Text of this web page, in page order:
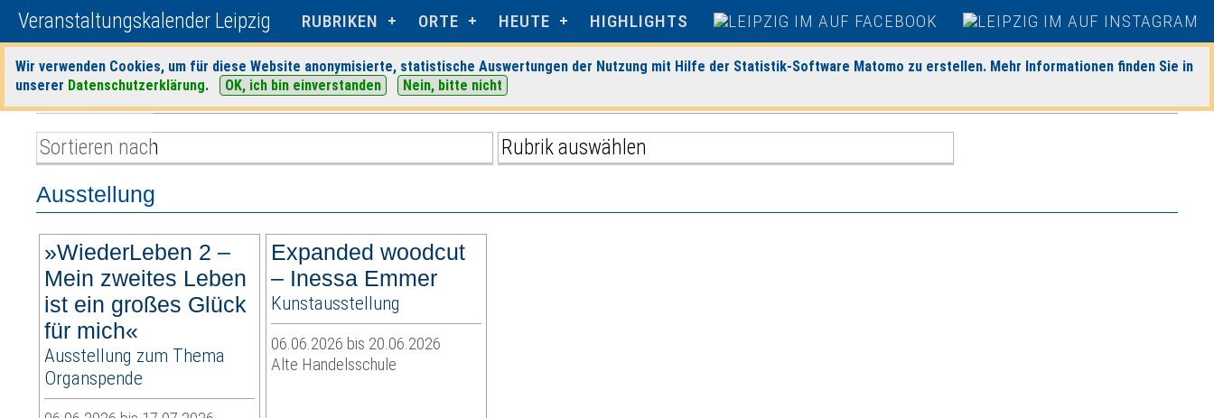
Veranstaltungskalender Leipzig RUBRIKEN ORTE HEUTE HIGHLIGHTS
Wir verwenden Cookies, um für diese Website anonymisierte, statistische Auswertungen der Nutzung mit Hilfe der Statistik-Software Matomo zu erstellen. Mehr Informationen finden Sie in
unserer Datenschutzerklärung. OK, ich bin einverstanden Nein, bitte nicht
Startseite>Veranstaltungen>Suche> Veranstaltungen am SA, 06.06.2026
Ausstellung
»WiederLeben 2 –
Mein zweites Leben
ist ein großes Glück
für mich«
Ausstellung zum Thema
Organspende
Expanded woodcut
– Inessa Emmer
Kunstausstellung
06.06.2026 bis 20.06.2026
Alte Handelsschule